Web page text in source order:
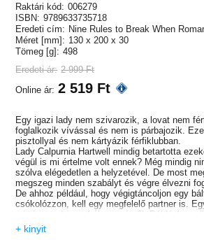
Raktári kód: 006279
ISBN: 9789633735718
Eredeti cím: Nine Rules to Break When
Méret [mm]: 130 x 200 x 30
Tömeg [g]: 498
Eredeti ár: 2 999 Ft
Online ár: 2 519 Ft
Egy igazi lady nem szivarozik, a lovat nem
foglalkozik vívással és nem is párbajozik.
pisztollyal és nem kártyázik férfiklubban.
Lady Calpurnia Hartwell mindig betartotta
végül is mi értelme volt ennek? Még mindig
szólva elégedetlen a helyzetével. De most
megszeg minden szabályt és végre élvezni
De ahhoz például, hogy végigtáncoljon egy
csókolózzon, kell egy megfelelő partner is.
mindent tud a szabályszegésről. Például az
St. John, Ralston márki, akinek épp olyan
bűnös a mosolya.
+ kinyit